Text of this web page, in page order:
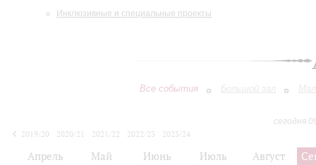
Инклюзивные и специальные проекты
Все события Большой зал
сегодня
2019/20
2020/21 2021/22 2022/23
2023/24
Апрель Май Июнь Июль Август